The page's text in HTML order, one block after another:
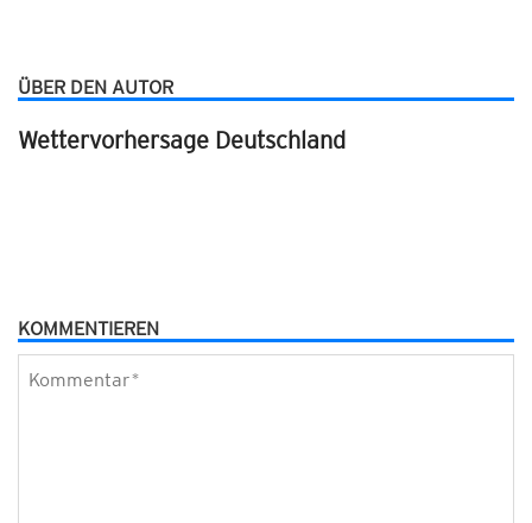
ÜBER DEN AUTOR
Wettervorhersage Deutschland
KOMMENTIEREN